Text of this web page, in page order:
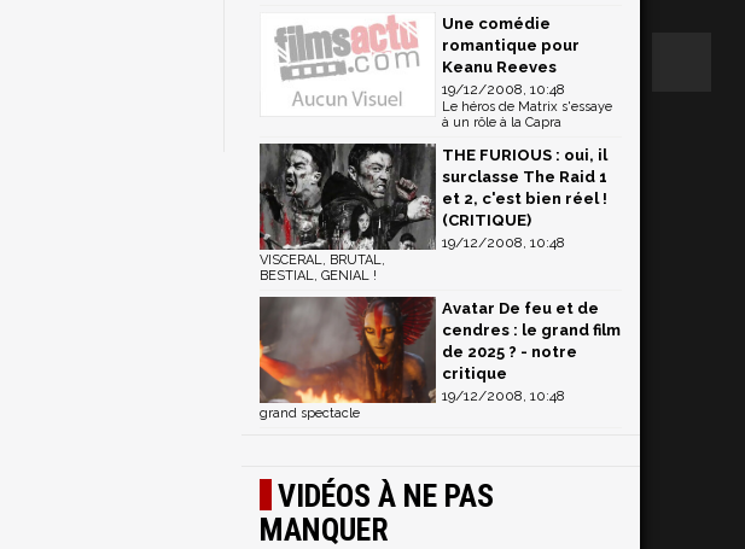
Une comédie
romantique pour
Keanu Reeves
19/12/2008, 10:48
Le héros de Matrix s'essaye
à un rôle à la Capra
THE FURIOUS : oui, il
surclasse The Raid 1
et 2, c'est bien réel !
(CRITIQUE)
19/12/2008, 10:48
VISCERAL, BRUTAL,
BESTIAL, GENIAL !
Avatar De feu et de
cendres : le grand film
de 2025 ? - notre
critique
19/12/2008, 10:48
grand spectacle
VIDÉOS À NE PAS
MANQUER